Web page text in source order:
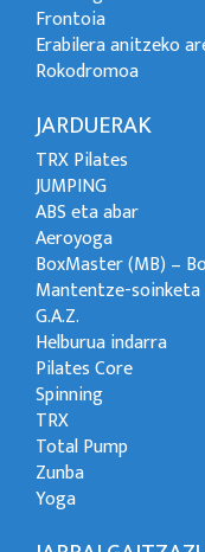
Frontoia
Erabilera anitzeko
Rokodromoa
JARDUERAK
TRX Pilates
JUMPING
ABS eta abar
Aeroyoga
BoxMaster (MB) –
Mantentze-soinketa
G.A.Z.
Helburua indarra
Pilates Core
Spinning
TRX
Total Pump
Zunba
Yoga